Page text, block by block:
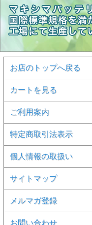
お店のトップへ戻る
カートを見る
ご利用案内
特定商取引法表示
個人情報の取扱い
サイトマップ
メルマガ登録
お問い合わせ